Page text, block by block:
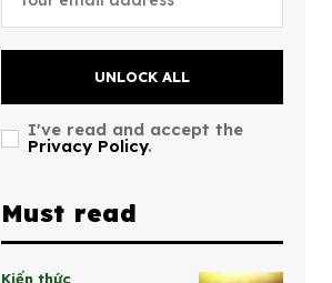
UNLOCK ALL
I've read and accept the
Privacy Policy.
Must read
Kiến thức